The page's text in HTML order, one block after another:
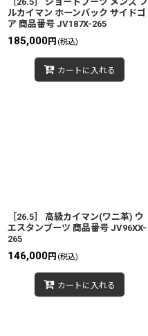
ルカイマン ホーンバック サイドゴ
ア 商品番号 JV187X-265
185,000円 (税込)
カートに入れる
［26.5］ 高級カイマン(ワニ革) ウ
エスタンブーツ 商品番号 JV96XX-
265
146,000円 (税込)
カートに入れる